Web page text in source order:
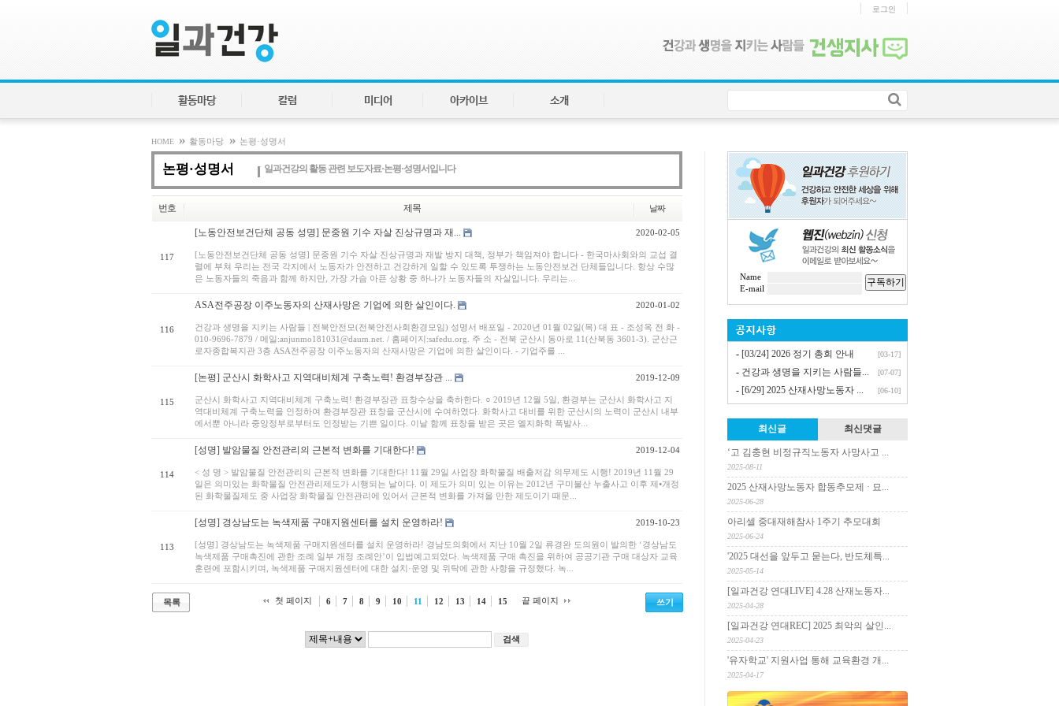
로그인
활동마당 칼럼 미디어 아카이브 소개
HOME » 활동마당 » 논평·성명서
논평·성명서 일과건강의 활동 관련 보도자료·논평·성명서입니다
번호 제목 날짜
117
[노동안전보건단체 공동 성명] 문중원 기수 자살 진상규명과 재... 2020-02-05
[노동안전보건단체 공동 성명] 문중원 기수 자살 진상규명과 재발 방지 대책, 정부가 책임져야 합니다 - 한국마사회와의 교섭 결
렬에 부쳐 우리는 전국 각지에서 노동자가 안전하고 건강하게 일할 수 있도록 투쟁하는 노동안전보건 단체들입니다. 항상 수많
은 노동자들의 죽음과 함께 하지만, 가장 가슴 아픈 상황 중 하나가 노동자들의 자살입니다. 우리는...
116
ASA전주공장 이주노동자의 산재사망은 기업에 의한 살인이다. 2020-01-02
건강과 생명을 지키는 사람들 | 전북안전모(전북안전사회환경모임) 성명서 배포일 - 2020년 01월 02일(목) 대 표 - 조성옥 전 화 -
010-9696-7879 / 메일:anjunmo181031@daum.net. / 홈페이지:safedu.org. 주 소 - 전북 군산시 동아로 11(산북동 3601-3). 군산근
로자종합복지관 3층 ASA전주공장 이주노동자의 산재사망은 기업에 의한 살인이다. - 기업주를 ...
115
[논평] 군산시 화학사고 지역대비체계 구축노력! 환경부장관 ... 2019-12-09
군산시 화학사고 지역대비체계 구축노력! 환경부장관 표창수상을 축하한다. ○ 2019년 12월 5일, 환경부는 군산시 화학사고 지
역대비체계 구축노력을 인정하여 환경부장관 표창을 군산시에 수여하였다. 화학사고 대비를 위한 군산시의 노력이 군산시 내부
에서뿐 아니라 중앙정부로부터도 인정받는 기쁜 일이다. 이날 함께 표창을 받은 곳은 엘지화학 폭발사...
114
[성명] 발암물질 안전관리의 근본적 변화를 기대한다! 2019-12-04
< 성 명 > 발암물질 안전관리의 근본적 변화를 기대한다! 11월 29일 사업장 화학물질 배출저감 의무제도 시행! 2019년 11월 29
일은 의미있는 화학물질 안전관리제도가 시행되는 날이다. 이 제도가 의미 있는 이유는 2012년 구미불산 누출사고 이후 제⦁개정
된 화학물질제도 중 사업장 화학물질 안전관리에 있어서 근본적 변화를 가져올 만한 제도이기 때문...
113
[성명] 경상남도는 녹색제품 구매지원센터를 설치 운영하라! 2019-10-23
[성명] 경상남도는 녹색제품 구매지원센터를 설치 운영하라! 경남도의회에서 지난 10월 2일 류경완 도의원이 발의한 ‘경상남도
녹색제품 구매촉진에 관한 조례 일부 개정 조례안’이 입법예고되었다. 녹색제품 구매 촉진을 위하여 공공기관 구매 대상자 교육
훈련에 포함시키며, 녹색제품 구매지원센터에 대한 설치·운영 및 위탁에 관한 사항을 규정했다. 녹...
목록 쓰기
첫 페이지 6 7 8 9 10 11 12 13 14 15 끝 페이지
검색
Name 구독하기
E-mail
- [03/24] 2026 정기 총회 안내 [03-17]
- 건강과 생명을 지키는 사람들... [07-07]
- [6/29] 2025 산재사망노동자 ... [06-10]
최신글 최신댓글
‘고 김충현 비정규직노동자 사망사고 ...
2025-08-11
2025 산재사망노동자 합동추모제 · 묘...
2025-06-28
아리셀 중대재해참사 1주기 추모대회
2025-06-24
'2025 대선을 앞두고 묻는다, 반도체특...
2025-05-14
[일과건강 연대LIVE] 4.28 산재노동자...
2025-04-28
[일과건강 연대REC] 2025 최악의 살인...
2025-04-23
'유자학교' 지원사업 통해 교육환경 개...
2025-04-17